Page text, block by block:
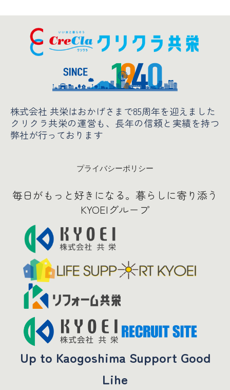
株式会社 共栄はおかげさまで85周年を迎えました
クリクラ共栄の運営も、長年の信頼と実績を持つ
弊社が行っております
プライバシーポリシー
毎日がもっと好きになる。暮らしに寄り添う
KYOEIグループ
Up to Kaogoshima Support Good
Lihe